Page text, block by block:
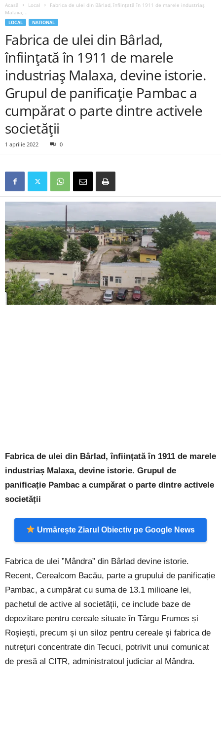
Acasă Local
Fabrica de ulei din Bârlad, înființată în 1911 de marele industriaș
Malaxa,...
LOCAL NATIONAL
Fabrica de ulei din Bârlad,
înființată în 1911 de marele
industriaș Malaxa, devine istorie.
Grupul de panificație Pambac a
cumpărat o parte dintre activele
societății
1 aprilie 2022 0
Fabrica de ulei din Bârlad, înființată în 1911 de marele
industriaș Malaxa, devine istorie. Grupul de
panificație Pambac a cumpărat o parte dintre activele
societății
Urmărește Ziarul Obiectiv pe Google News
Fabrica de ulei ”Mândra” din Bârlad devine istorie.
Recent, Cerealcom Bacău, parte a grupului de panificație
Pambac, a cumpărat cu suma de 13.1 milioane lei,
pachetul de active al societății, ce include baze de
depozitare pentru cereale situate în Târgu Frumos și
Roșiești, precum și un siloz pentru cereale și fabrica de
nutrețuri concentrate din Tecuci, potrivit unui comunicat
de presă al CITR, administratoul judiciar al Mândra.